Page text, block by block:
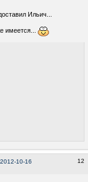
Ильич...
имеется...
12
2012-10-16